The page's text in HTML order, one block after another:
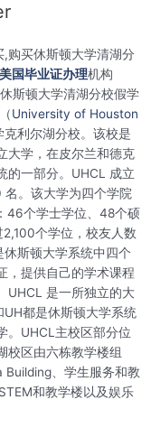
购买休斯顿大学清湖分
美国毕业证办理机构
斯顿大学清湖分校假学
University of Houston
利尔湖分校。该校是
大学，在皮尔兰和德克
的一部分。UHCL 成立
。该大学为四个学院
46个学士学位、48个硕
个学位，校友人数
斯顿大学系统中四个
，提供自己的学术课程
UHCL 是一所独立的大
都是休斯顿大学系统
。UHCL主校区部分位
校区由六栋教学楼组
、学生服务和教
和教学楼以及娱乐